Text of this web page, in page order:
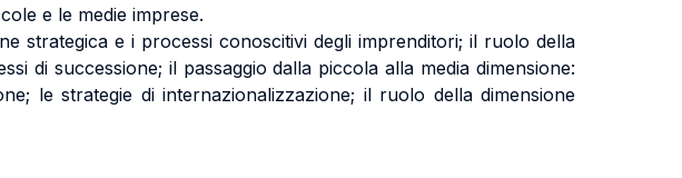
e le medie imprese.
strategica e i processi conoscitivi degli imprenditori; il ruolo della
di successione; il passaggio dalla piccola alla media dimensione:
le strategie di internazionalizzazione; il ruolo della dimensione